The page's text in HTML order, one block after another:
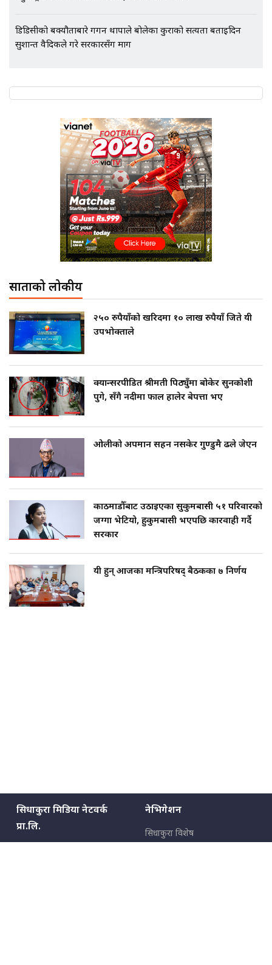
डिडिसीको बक्यौताबारे गगन थापाले बोलेका कुराको सत्यता बताइदिन
सुशान्त वैदिकले गरे सरकारसँग माग
साताको लोकप्रीय
२५० रुपैयाँको खरिदमा १० लाख रुपैयाँ जिते यी
उपभोक्ताले
क्यान्सरपीडित श्रीमती पिठ्युँमा बोकेर सुनकोशी
पुगे, सँगै नदीमा फाल हालेर बेपत्ता भए
ओलीको अपमान सहन नसकेर गुण्डुमै ढले जेएन
काठमाडौँबाट उठाइएका सुकुमबासी ५१ परिवारको
जग्गा भेटियो, हुकुमबासी भएपछि कारवाही गर्दै
सरकार
यी हुन् आजका मन्त्रिपरिषद् बैठकका ७ निर्णय
सिधाकुरा मिडिया नेटवर्क
प्रा.लि.
नेभिगेशन
सिधाकुरा विशेष